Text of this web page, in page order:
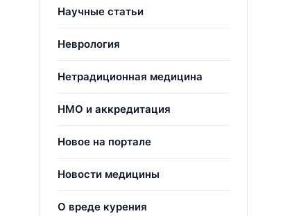
Научные статьи
Неврология
Нетрадиционная медицина
НМО и аккредитация
Новое на портале
Новости медицины
О вреде курения